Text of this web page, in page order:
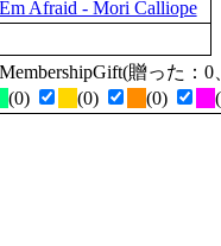
Afraid - Mori Calliope
MembershipGift(贈った：
(0) (0) (0)